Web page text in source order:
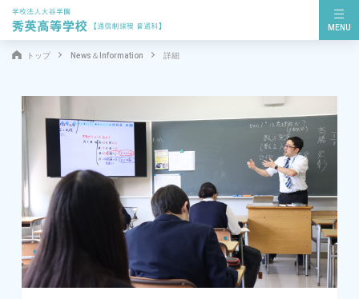
MENU
トップ News＆Information 詳細